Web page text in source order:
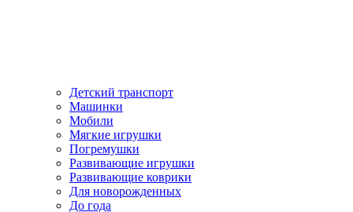
Детский транспорт
Машинки
Мобили
Мягкие игрушки
Погремушки
Развивающие игрушки
Развивающие коврики
Для новорожденных
До года